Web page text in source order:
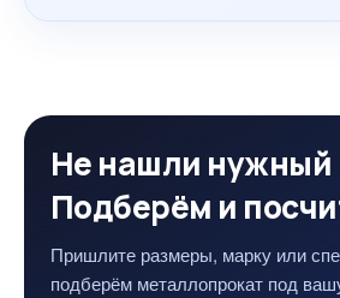
Не нашли нужный
Подберём и
Пришлите размеры, марку или
подберём металлопрокат под